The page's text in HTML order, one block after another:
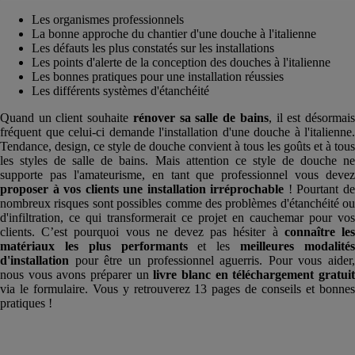
Les organismes professionnels
La bonne approche du chantier d'une douche à l'italienne
Les défauts les plus constatés sur les installations
Les points d'alerte de la conception des douches à l'italienne
Les bonnes pratiques pour une installation réussies
Les différents systèmes d'étanchéité
Quand un client souhaite rénover sa salle de bains, il est désormais
fréquent que celui-ci demande l'installation d'une douche à l'italienne.
Tendance, design, ce style de douche convient à tous les goûts et à tous
les styles de salle de bains. Mais attention ce style de douche ne
supporte pas l'amateurisme, en tant que professionnel vous devez
proposer à vos clients une installation irréprochable ! Pourtant de
nombreux risques sont possibles comme des problèmes d'étanchéité ou
d'infiltration, ce qui transformerait ce projet en cauchemar pour vos
clients. C’est pourquoi vous ne devez pas hésiter à connaître les
matériaux les plus performantset lesmeilleures modalités
d'installation pour être un professionnel aguerris. Pour vous aider,
nous vous avons préparer unlivre blanc en téléchargement gratuit
via le formulaire. Vous y retrouverez 13 pages de conseils et bonnes
pratiques !